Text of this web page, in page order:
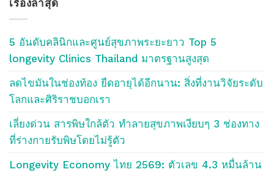
บลอค
Blog
เรื่องล่าสุด
5 อันดับคลินิกและศูนย์สุขภาพระยะยาว Top 5
longevity Clinics Thailand มาตรฐานสูงสุด
ลดไขมันในช่องท้อง ยืดอายุได้อีกนาน: สิ่งที่งานวิจัยระดับ
โลกและศิริราชบอกเรา
เลี่ยงด่วน สารพิษใกล้ตัว ทำลายสุขภาพเงียบๆ 3 ช่องทาง
ที่ร่างกายรับพิษโดยไม่รู้ตัว
Longevity Economy ไทย 2569: ตัวเลข 4.3 หมื่นล้าน